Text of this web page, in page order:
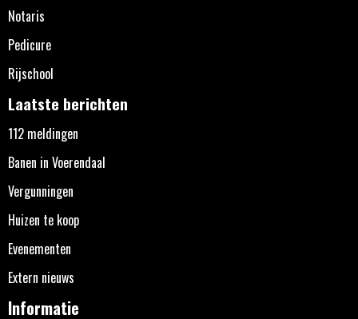
Notaris
Pedicure
Rijschool
Laatste berichten
112 meldingen
Banen in Voerendaal
Vergunningen
Huizen te koop
Evenementen
Extern nieuws
Informatie